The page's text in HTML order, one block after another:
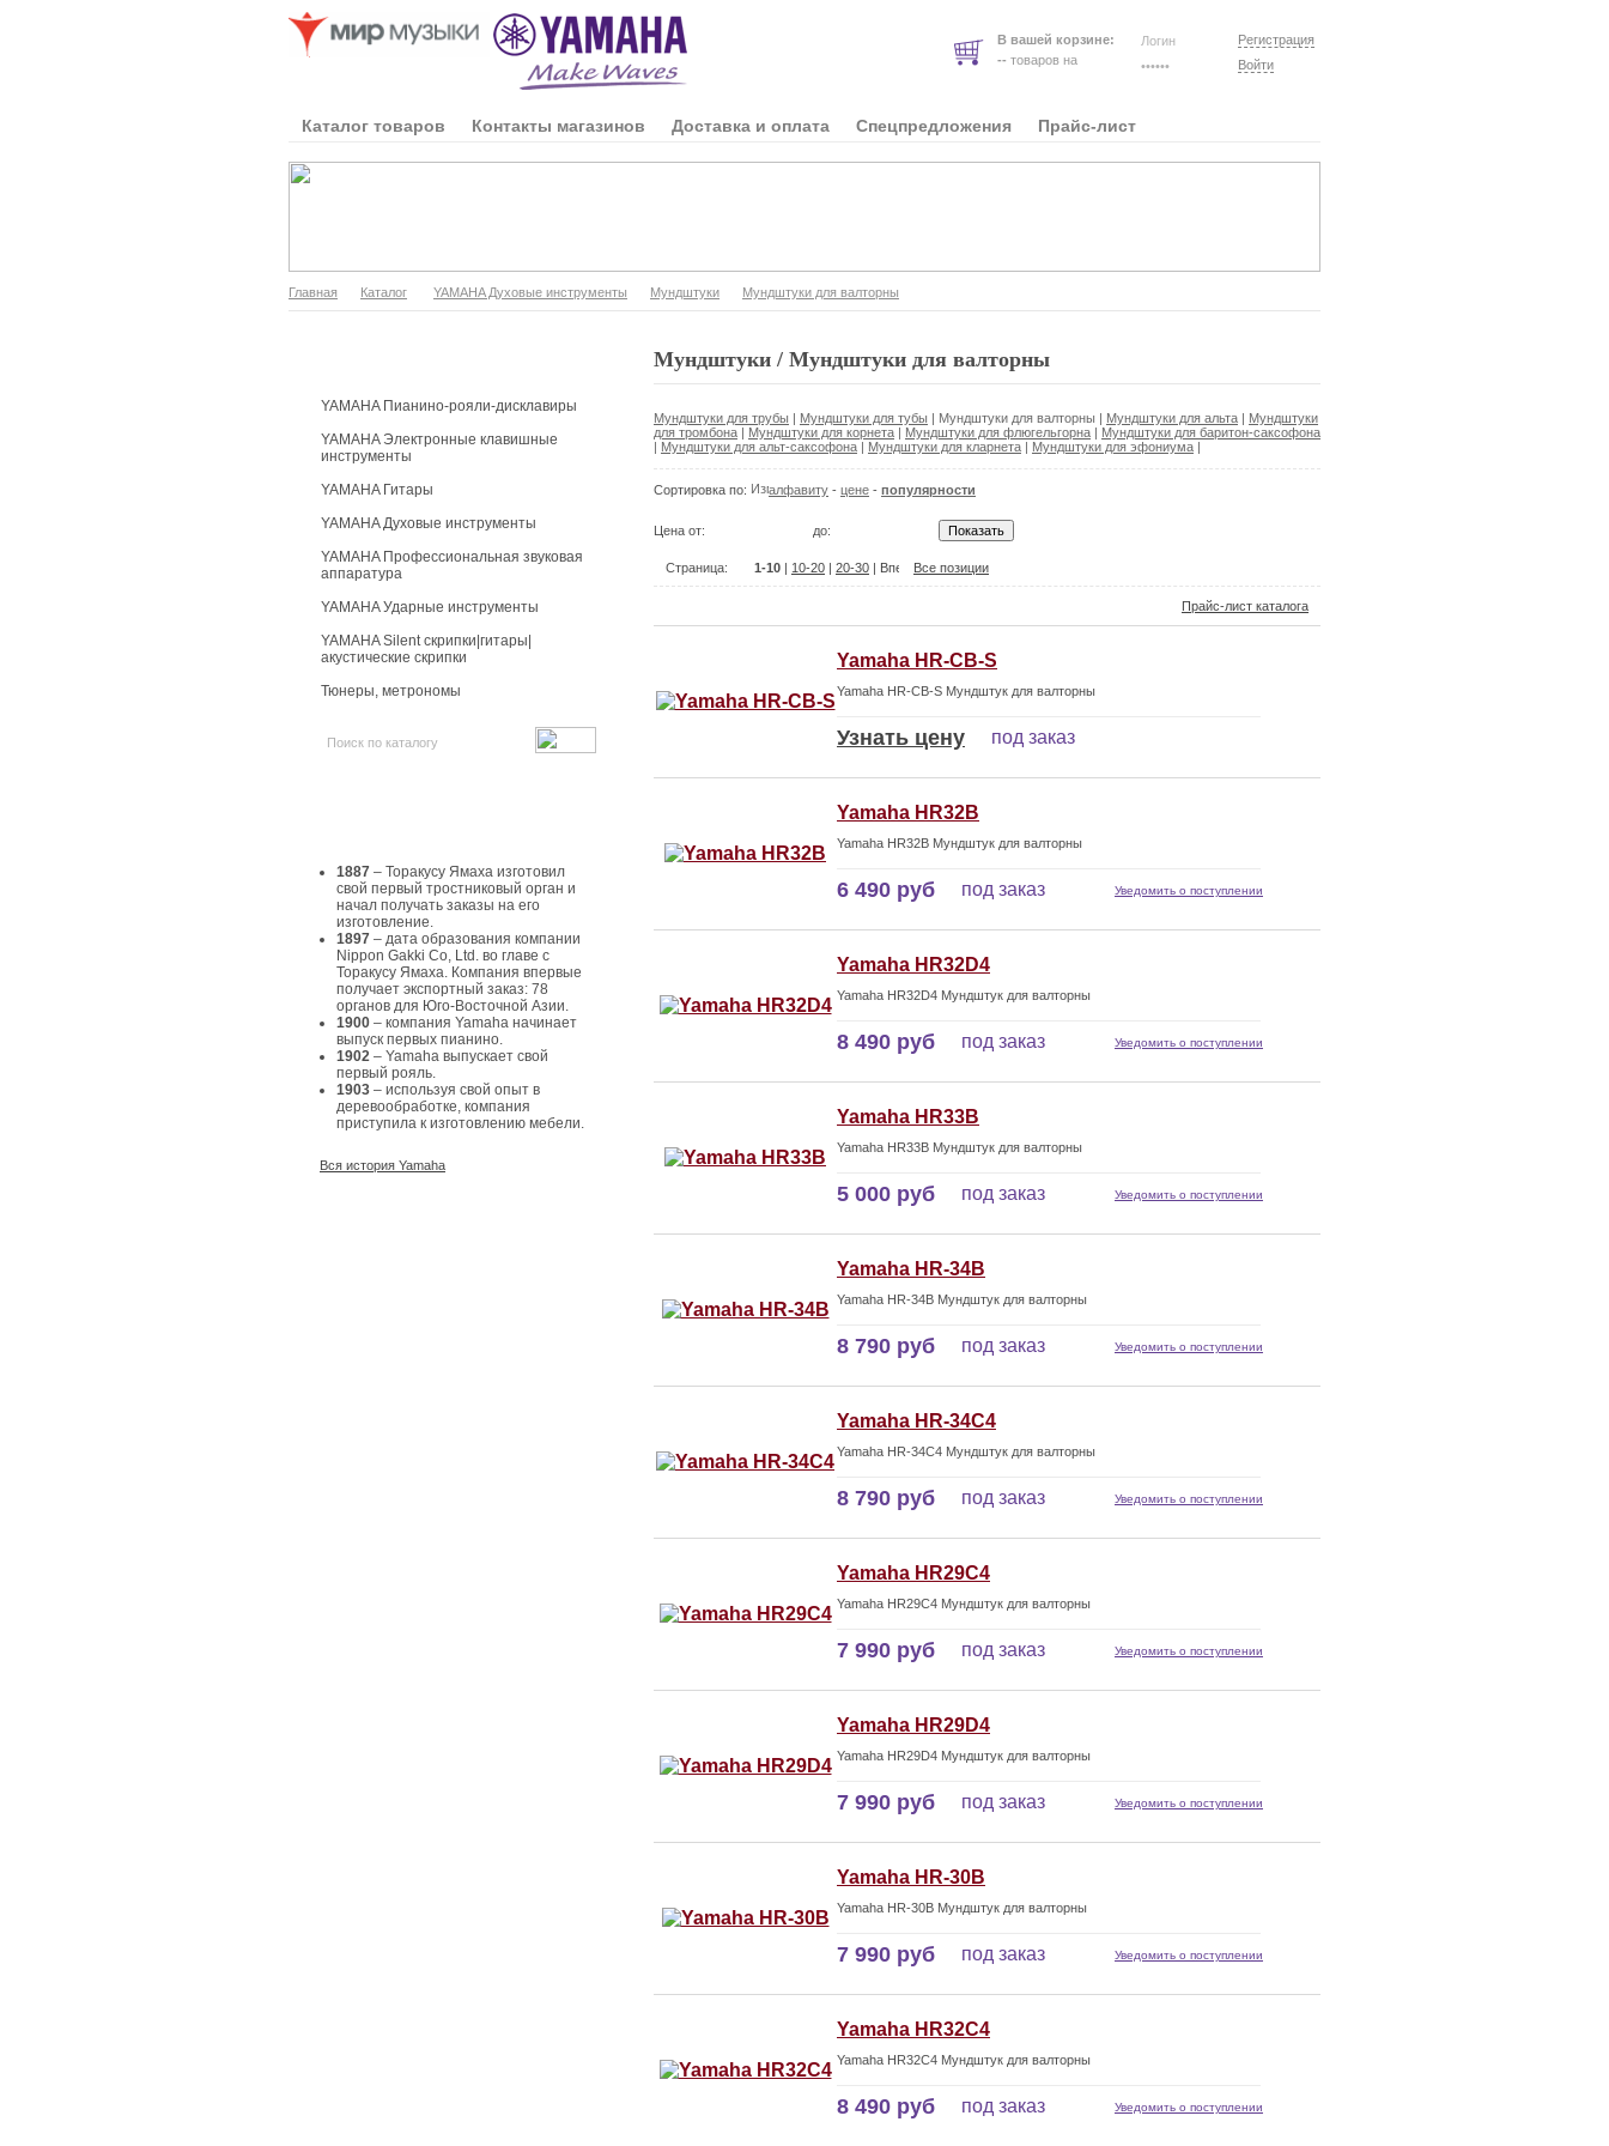
В вашей корзине:
-- товаров на
Регистрация
Войти
Каталог товаров Контакты магазинов Доставка и оплата Спецпредложения Прайс-лист
Главная Каталог YAMAHA Духовые инструменты Мундштуки Мундштуки для валторны
YAMAHA Пианино-рояли-дисклавиры
YAMAHA Электронные клавишные
инструменты
YAMAHA Гитары
YAMAHA Духовые инструменты
YAMAHA Профессиональная звуковая
аппаратура
YAMAHA Ударные инструменты
YAMAHA Silent скрипки|гитары|
акустические скрипки
Тюнеры, метрономы
1887 – Торакусу Ямаха изготовил
свой первый тростниковый орган и
начал получать заказы на его
изготовление.
1897 – дата образования компании
Nippon Gakki Co, Ltd. во главе с
Торакусу Ямаха. Компания впервые
получает экспортный заказ: 78
органов для Юго-Восточной Азии.
1900 – компания Yamaha начинает
выпуск первых пианино.
1902 – Yamaha выпускает свой
первый рояль.
1903 – используя свой опыт в
деревообработке, компания
приступила к изготовлению мебели.
Вся история Yamaha
Мундштуки / Мундштуки для валторны
Мундштуки для трубы | Мундштуки для тубы | Мундштуки для валторны | Мундштуки для альта | Мундштуки
для тромбона | Мундштуки для корнета | Мундштуки для флюгельгорна | Мундштуки для баритон-саксофона
| Мундштуки для альт-саксофона | Мундштуки для кларнета | Мундштуки для эфониума |
Сортировка по: алфавиту - цене - популярности
Цена от: до:
Страница: 1-10 10-20 20-30 Все позиции
Прайс-лист каталога
Yamaha HR-CB-S
Yamaha HR-CB-S Мундштук для валторны
Узнать цену под заказ
Yamaha HR32B
Yamaha HR32B Мундштук для валторны
6 490 руб под заказ Уведомить о поступлении
Yamaha HR32D4
Yamaha HR32D4 Мундштук для валторны
8 490 руб под заказ Уведомить о поступлении
Yamaha HR33B
Yamaha HR33B Мундштук для валторны
5 000 руб под заказ Уведомить о поступлении
Yamaha HR-34B
Yamaha HR-34B Мундштук для валторны
8 790 руб под заказ Уведомить о поступлении
Yamaha HR-34C4
Yamaha HR-34C4 Мундштук для валторны
8 790 руб под заказ Уведомить о поступлении
Yamaha HR29C4
Yamaha HR29C4 Мундштук для валторны
7 990 руб под заказ Уведомить о поступлении
Yamaha HR29D4
Yamaha HR29D4 Мундштук для валторны
7 990 руб под заказ Уведомить о поступлении
Yamaha HR-30B
Yamaha HR-30B Мундштук для валторны
7 990 руб под заказ Уведомить о поступлении
Yamaha HR32C4
Yamaha HR32C4 Мундштук для валторны
8 490 руб под заказ Уведомить о поступлении